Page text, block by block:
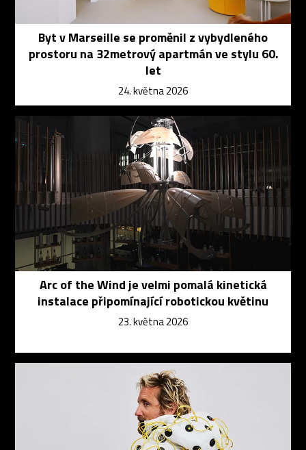
Byt v Marseille se proměnil z vybydleného
prostoru na 32metrový apartmán ve stylu 60.
let
24. května 2026
Arc of the Wind je velmi pomalá kinetická
instalace připomínající robotickou květinu
23. května 2026